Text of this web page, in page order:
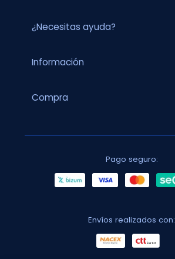
¿Necesitas ayuda?
Información
Compra
Pago seguro:
Envíos realizados con: